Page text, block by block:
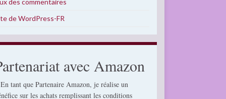
des commentaires
de WordPress-FR
avec Amazon
tant que Partenaire Amazon, je réalise un
sur les achats remplissant les conditions